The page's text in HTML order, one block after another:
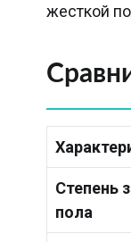
жесткой
Степень
пола